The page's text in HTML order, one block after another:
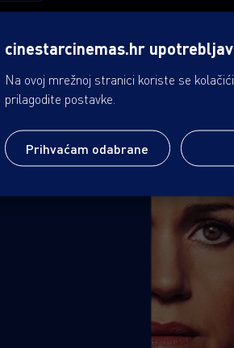
cinestarcinemas.hr
Na ovoj mrežnoj stranici koriste se
prilagodite postavke.
Prihvaćam odabrane